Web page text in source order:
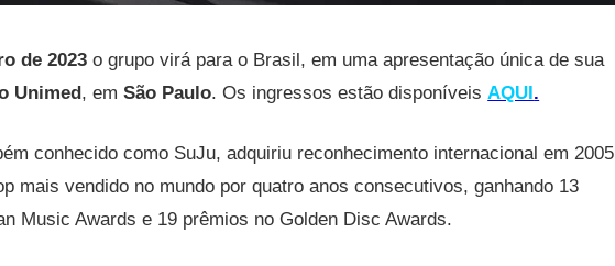
de 2023 o grupo virá para o Brasil, em uma apresentação única de sua
Unimed , emSão Paulo. Os ingressos estão disponíveisAQUI .
conhecido como SuJu, adquiriu reconhecimento internacional em 2005
mais vendido no mundo por quatro anos consecutivos, ganhando 13
Music Awards e 19 prêmios no Golden Disc Awards.